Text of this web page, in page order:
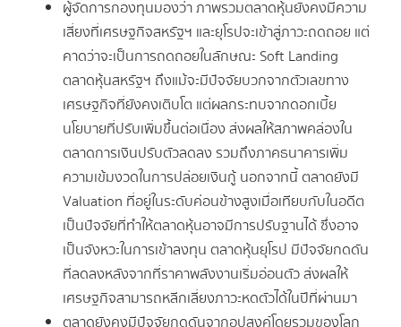
ผู้จัดการกองทุนมองว่า ภาพรวมตลาดหุ้นยังคงมีความ
เสี่ยงที่เศรษฐกิจสหรัฐฯ และยุโรปจะเข้าสู่ภาวะถดถอย แต่
คาดว่าจะเป็นการถดถอยในลักษณะ Soft Landing
ตลาดหุ้นสหรัฐฯ ถึงแม้จะมีปัจจัยบวกจากตัวเลขทาง
เศรษฐกิจที่ยังคงเติบโต แต่ผลกระทบจากดอกเบี้ย
นโยบายที่ปรับเพิ่มขึ้นต่อเนื่อง ส่งผลให้สภาพคล่องใน
ตลาดการเงินปรับตัวลดลง รวมถึงภาคธนาคารเพิ่ม
ความเข้มงวดในการปล่อยเงินกู้ นอกจากนี้ ตลาดยังมี
Valuation ที่อยู่ในระดับค่อนข้างสูงเมื่อเทียบกับในอดีต
เป็นปัจจัยที่ทำให้ตลาดหุ้นอาจมีการปรับฐานได้ ซึ่งอาจ
เป็นจังหวะในการเข้าลงทุน ตลาดหุ้นยุโรป มีปัจจัยกดดัน
ที่ลดลงหลังจากที่ราคาพลังงานเริ่มอ่อนตัว ส่งผลให้
เศรษฐกิจสามารถหลีกเลี่ยงภาวะหดตัวได้ในปีที่ผ่านมา